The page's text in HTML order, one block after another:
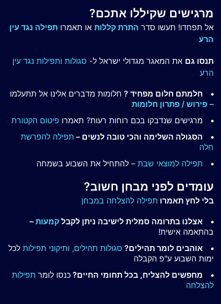
מרגישים שקיללו אתכם?
אל תפחדו! תעשו סדר התרת קללות או תאמרו תפילה נגד עין
הרע
תנסו גם את המאגר מגדולי ישראל ל- סגולות ותפילות נגד עין
הרע
חלמתם חלום מפחיד ? חלומות מדברים אלינו אל תתעלמו
– פירוש / פתרון חלומות
מרגישים שנדבקו בכם רוחות רעות? תאמרו פיטום הקטורת
הסגולה השלימה והכי טובה לנשים – תפילה להפרשת
חלה
תפילה למוצאי שבת – להתחיל את השבוע בשמחה
עומדים לפני מבחן חשוב?
בלי לחץ תאמרו תפילה להצלחה במבחן
אצלנו בתרומה סמלית לישיבה ניתן לקבל קמעות –
בהתאמה אישית!
אוהבים לומר תהילים? סגולות תהילים, ותיקוני תפילות לכל
ימות השבוע ע"פ הקבלה
מחפשים להצליח, בכל תחומי החיים? כנסו לומר תפילות
להצלחה